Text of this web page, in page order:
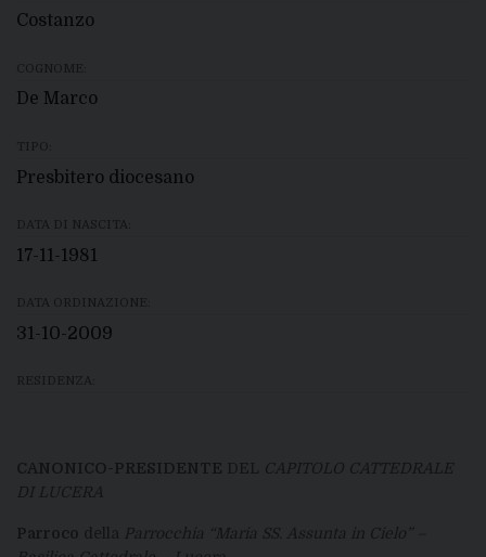
Costanzo
COGNOME:
De Marco
TIPO:
Presbitero diocesano
DATA DI NASCITA:
17-11-1981
DATA ORDINAZIONE:
31-10-2009
RESIDENZA:
CANONICO-PRESIDENTE DEL
CAPITOLO CATTEDRALE
DI LUCERA
Parroco della Parrocchia “Maria SS. Assunta in Cielo” –